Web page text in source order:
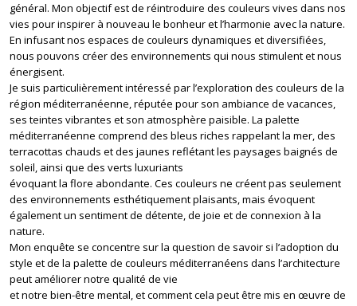
général. Mon objectif est de réintroduire des couleurs vives dans nos
vies pour inspirer à nouveau le bonheur et l’harmonie avec la nature.
En infusant nos espaces de couleurs dynamiques et diversifiées,
nous pouvons créer des environnements qui nous stimulent et nous
énergisent.
Je suis particulièrement intéressé par l’exploration des couleurs de la
région méditerranéenne, réputée pour son ambiance de vacances,
ses teintes vibrantes et son atmosphère paisible. La palette
méditerranéenne comprend des bleus riches rappelant la mer, des
terracottas chauds et des jaunes reflétant les paysages baignés de
soleil, ainsi que des verts luxuriants
évoquant la flore abondante. Ces couleurs ne créent pas seulement
des environnements esthétiquement plaisants, mais évoquent
également un sentiment de détente, de joie et de connexion à la
nature.
Mon enquête se concentre sur la question de savoir si l’adoption du
style et de la palette de couleurs méditerranéens dans l’architecture
peut améliorer notre qualité de vie
et notre bien-être mental, et comment cela peut être mis en œuvre de